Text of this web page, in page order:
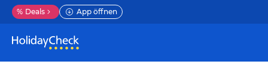
% Deals App öffnen